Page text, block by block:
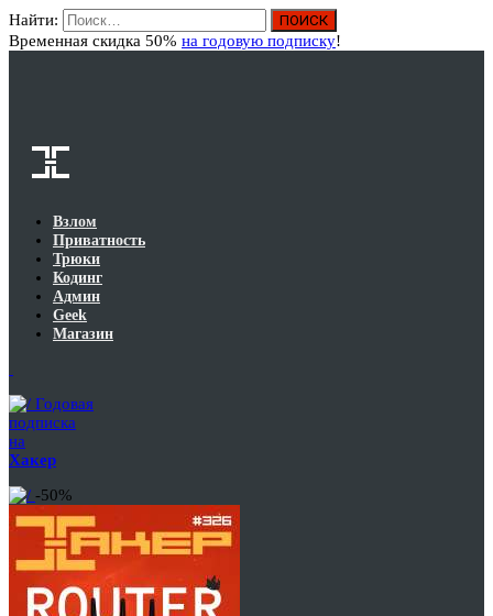
Найти:
Временная скидка 50% на годовую подписку!
Взлом
Приватность
Трюки
Кодинг
Админ
Geek
Магазин
Годовая
подписка
на
Хакер
-50%